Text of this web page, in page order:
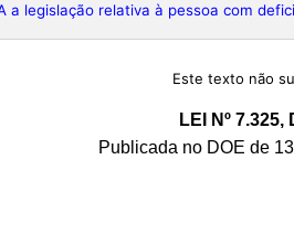
a legislação relativa à pessoa com
Este texto não
LEI Nº
Publicada no DOE de